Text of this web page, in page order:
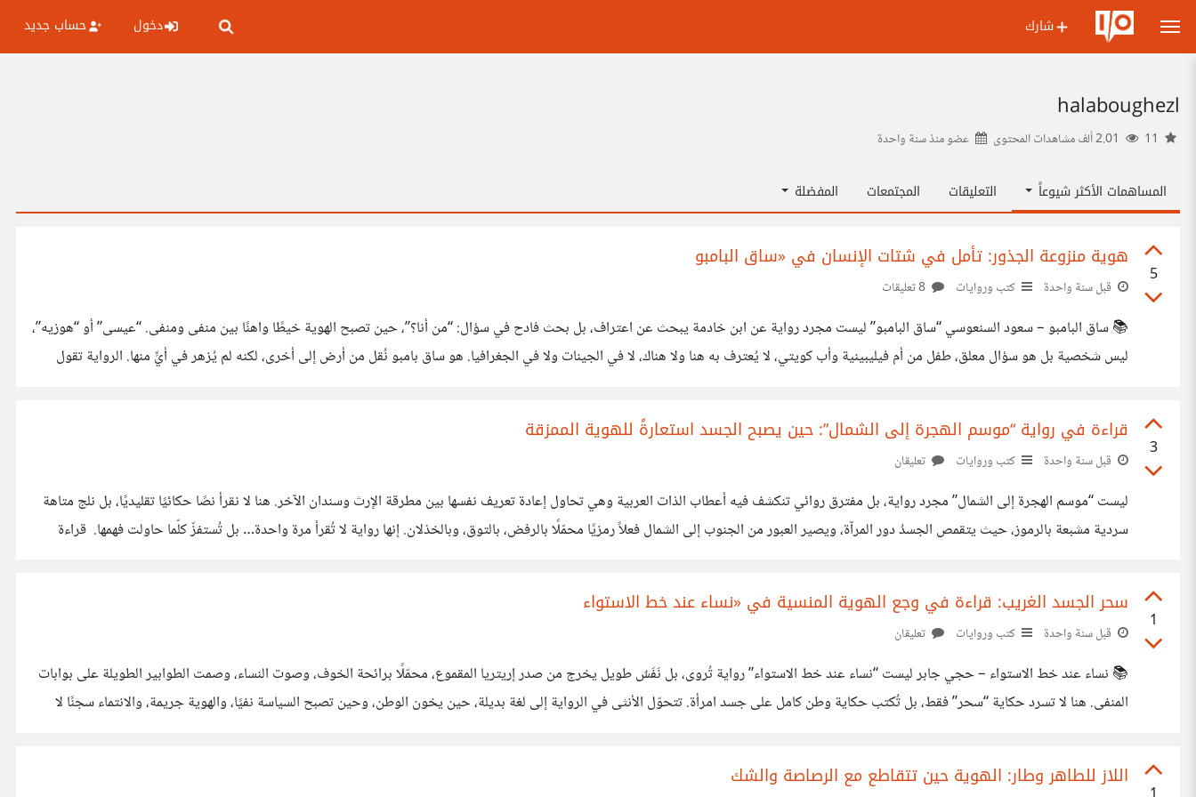
شارك دخول حساب جديد
halaboughezl
عضو منذسنة واحدة
المساهمات الأكثر شيوعاً التعليقات المجتمعات المفضلة
5
هوية منزوعة الجذور: تأمل في شتات الإنسان في «ساق البامبو
قبل سنة واحدة كتب وروايات
📚 ساق البامبو – سعود السنعوسي “ساق البامبو” ليست مجرد رواية عن ابن خادمة يبحث عن اعتراف، بل بحث فادح في سؤال: “من أنا؟”، حين تصبح الهوية خيطًا واهنًا بين منفى ومنفى. “عيسى” أو “هوزيه”،
ليس شخصية بل هو سؤال معلق، طفل من أم فيليبينية وأب كويتي، لا يُعترف به هنا ولا هناك، لا في الجينات ولا في الجغرافيا. هو ساق بامبو نُقل من أرض إلى أخرى، لكنه لم يُزهر في أيٍّ منها. الرواية تقول
3
قراءة في رواية “موسم الهجرة إلى الشمال”: حين يصبح الجسد استعارةً للهوية الممزقة
قبل سنة واحدة كتب وروايات تعليقان
ليست “موسم الهجرة إلى الشمال” مجرد رواية، بل مفترق روائي تنكشف فيه أعطاب الذات العربية وهي تحاول إعادة تعريف نفسها بين مطرقة الإرث وسندان الآخر. هنا لا نقرأ نصًا حكائيًا تقليديًا، بل نلج متاهة
سردية مشبعة بالرموز، حيث يتقمص الجسدُ دور المرآة، ويصير العبور من الجنوب إلى الشمال فعلاً رمزيًا محمّلًا بالرفض، بالتوق، وبالخذلان. إنها رواية لا تُقرأ مرة واحدة… بل تُستفزّ كلّما حاولت فهمها. ️ قراءة
1
سحر الجسد الغريب: قراءة في وجع الهوية المنسية في «نساء عند خط الاستواء
قبل سنة واحدة كتب وروايات تعليقان
📚 نساء عند خط الاستواء – حجي جابر ليست “نساء عند خط الاستواء” رواية تُروى، بل نَفَسٌ طويل يخرج من صدر إريتريا المقموع، محمّلًا برائحة الخوف، وصوت النساء، وصمت الطوابير الطويلة على بوابات
المنفى. هنا لا تسرد حكاية “سحر” فقط، بل تُكتب حكاية وطن كامل على جسد امرأة. تتحوّل الأنثى في الرواية إلى لغة بديلة، حين يخون الوطن، وحين تصبح السياسة نفيًا، والهوية جريمة، والانتماء سجنًا لا
اللاز للطاهر وطار: الهوية حين تتقاطع مع الرصاصة والشك